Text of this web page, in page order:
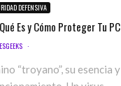
DEFENSIVA
Es y Cómo Proteger Tu PC
ESGEEKS ·
“troyano”, su esencia y